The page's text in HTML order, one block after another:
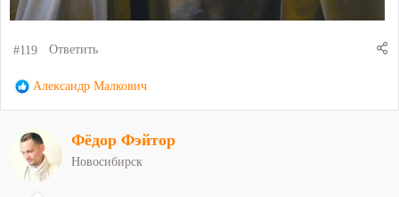
#119 Ответить
Р
к
ц
и
Александр Малкович
Фёдор Фэйтор
Новосибирск